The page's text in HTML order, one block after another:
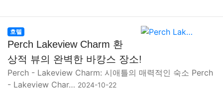
호텔
Perch Lakeview Charm 환
상적 뷰의 완벽한 바캉스 장소!
Perch - Lakeview Charm: 시애틀의 매력적인 숙소 Perch
- Lakeview Char… 2024-10-22